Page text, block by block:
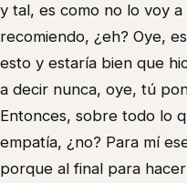
y tal, es como no lo voy a
recomiendo, ¿eh? Oye,
esto y estaría bien que
a decir nunca, oye, tú
Entonces, sobre todo lo
empatía, ¿no? Para mí
porque al final para